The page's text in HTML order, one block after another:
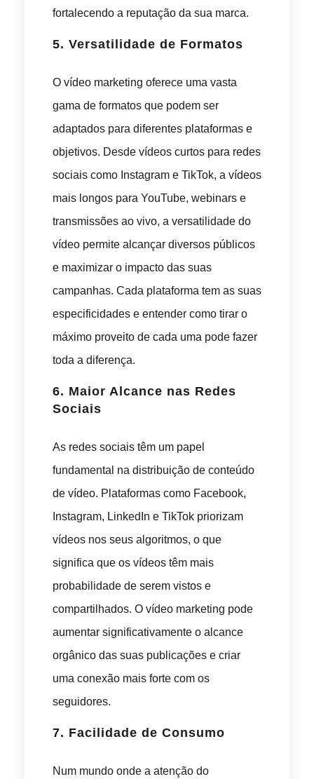
fortalecendo a reputação da sua marca.
5. Versatilidade de Formatos
O vídeo marketing oferece uma vasta
gama de formatos que podem ser
adaptados para diferentes plataformas e
objetivos. Desde vídeos curtos para redes
sociais como Instagram e TikTok, a vídeos
mais longos para YouTube, webinars e
transmissões ao vivo, a versatilidade do
vídeo permite alcançar diversos públicos
e maximizar o impacto das suas
campanhas. Cada plataforma tem as suas
especificidades e entender como tirar o
máximo proveito de cada uma pode fazer
toda a diferença.
6. Maior Alcance nas Redes
Sociais
As redes sociais têm um papel
fundamental na distribuição de conteúdo
de vídeo. Plataformas como Facebook,
Instagram, LinkedIn e TikTok priorizam
vídeos nos seus algoritmos, o que
significa que os vídeos têm mais
probabilidade de serem vistos e
compartilhados. O vídeo marketing pode
aumentar significativamente o alcance
orgânico das suas publicações e criar
uma conexão mais forte com os
seguidores.
7. Facilidade de Consumo
Num mundo onde a atenção do